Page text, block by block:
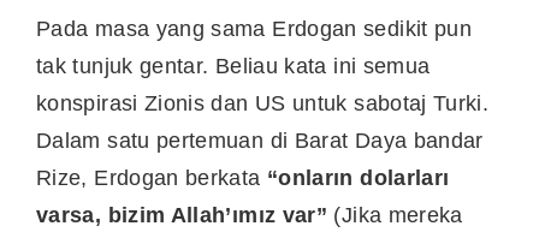
Pada masa yang sama Erdogan sedikit pun
tak tunjuk gentar. Beliau kata ini semua
konspirasi Zionis dan US untuk sabotaj Turki.
Dalam satu pertemuan di Barat Daya bandar
Rize, Erdogan berkata “onların dolarları
varsa, bizim Allah’ımız var” (Jika mereka